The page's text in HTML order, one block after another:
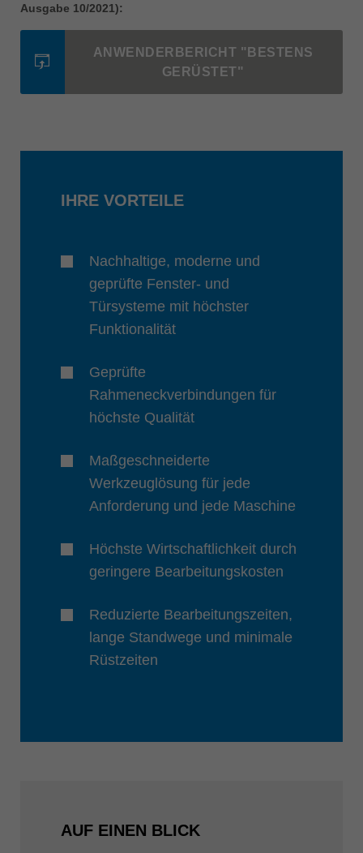
Ausgabe 10/2021):
ANWENDERBERICHT "BESTENS
GERÜSTET"
IHRE VORTEILE
Nachhaltige, moderne und
geprüfte Fenster- und
Türsysteme mit höchster
Funktionalität
Geprüfte
Rahmeneckverbindungen für
höchste Qualität
Maßgeschneiderte
Werkzeuglösung für jede
Anforderung und jede Maschine
Höchste Wirtschaftlichkeit durch
geringere Bearbeitungskosten
Reduzierte Bearbeitungszeiten,
lange Standwege und minimale
Rüstzeiten
AUF EINEN BLICK